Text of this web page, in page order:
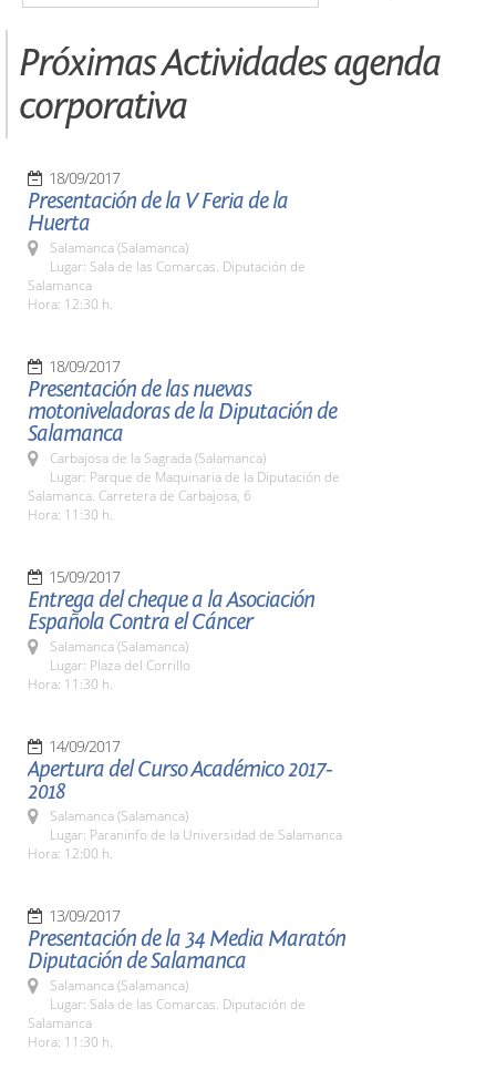
Próximas Actividades agenda
corporativa
18/09/2017
Presentación de la V Feria de la
Huerta
Salamanca (Salamanca)
Lugar: Sala de las Comarcas. Diputación de
Salamanca
Hora: 12:30 h.
18/09/2017
Presentación de las nuevas
motoniveladoras de la Diputación de
Salamanca
Carbajosa de la Sagrada (Salamanca)
Lugar: Parque de Maquinaria de la Diputación de
Salamanca. Carretera de Carbajosa, 6
Hora: 11:30 h.
15/09/2017
Entrega del cheque a la Asociación
Española Contra el Cáncer
Salamanca (Salamanca)
Lugar: Plaza del Corrillo
Hora: 11:30 h.
14/09/2017
Apertura del Curso Académico 2017-
2018
Salamanca (Salamanca)
Lugar: Paraninfo de la Universidad de Salamanca
Hora: 12:00 h.
13/09/2017
Presentación de la 34 Media Maratón
Diputación de Salamanca
Salamanca (Salamanca)
Lugar: Sala de las Comarcas. Diputación de
Salamanca
Hora: 11:30 h.